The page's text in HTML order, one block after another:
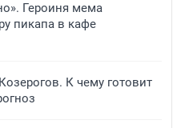
Героиня мема
пикапа в кафе
К чему готовит